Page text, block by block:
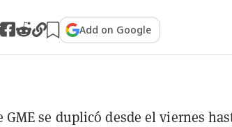
Add on Google
se duplicó desde el viernes